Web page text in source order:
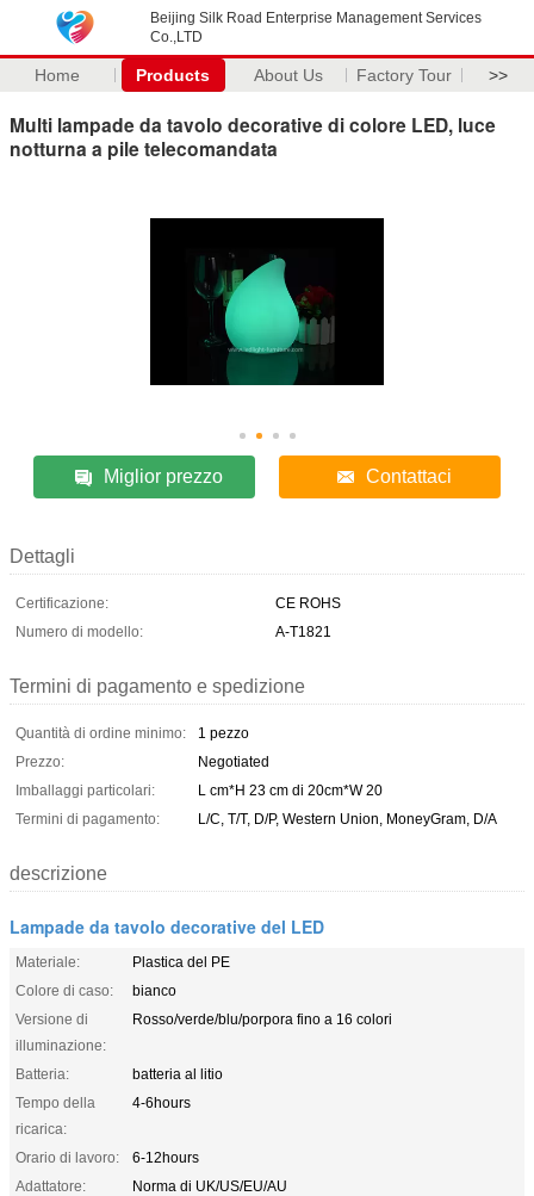
Beijing Silk Road Enterprise Management Services
Co.,LTD
Home Products About Us Factory Tour >>
Multi lampade da tavolo decorative di colore LED, luce
notturna a pile telecomandata
Miglior prezzo Contattaci
Dettagli
Certificazione:
CE ROHS
Numero di modello:
A-T1821
Termini di pagamento e spedizione
Quantità di ordine minimo:
1 pezzo
Prezzo:
Negotiated
Imballaggi particolari:
L cm*H 23 cm di 20cm*W 20
Termini di pagamento:
L/C, T/T, D/P, Western Union, MoneyGram, D/A
descrizione
Lampade da tavolo decorative del LED
Materiale:
Plastica del PE
Colore di caso:
bianco
Versione di
illuminazione:
Rosso/verde/blu/porpora fino a 16 colori
Batteria:
batteria al litio
Tempo della
ricarica:
4-6hours
Orario di lavoro:
6-12hours
Adattatore:
Norma di UK/US/EU/AU